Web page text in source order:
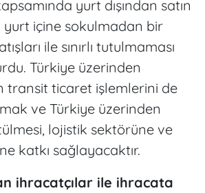
yurt dışından satın
yurt içine sokulmadan bir
ile sınırlı tutulmaması
Türkiye üzerinden
transit ticaret işlemlerini de
ve Türkiye üzerinden
lojistik sektörüne ve
katkı sağlayacaktır.
ihracatçılar ile ihracata